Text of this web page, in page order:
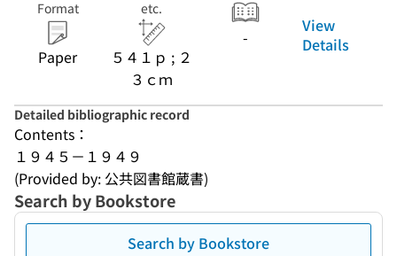
Format
Paper
etc.
５４１ｐ ; ２
３ｃｍ
-
View
Details
Detailed bibliographic record
Contents：
１９４５－１９４９
(Provided by: 公共図書館蔵書)
Search by Bookstore
Search by Bookstore